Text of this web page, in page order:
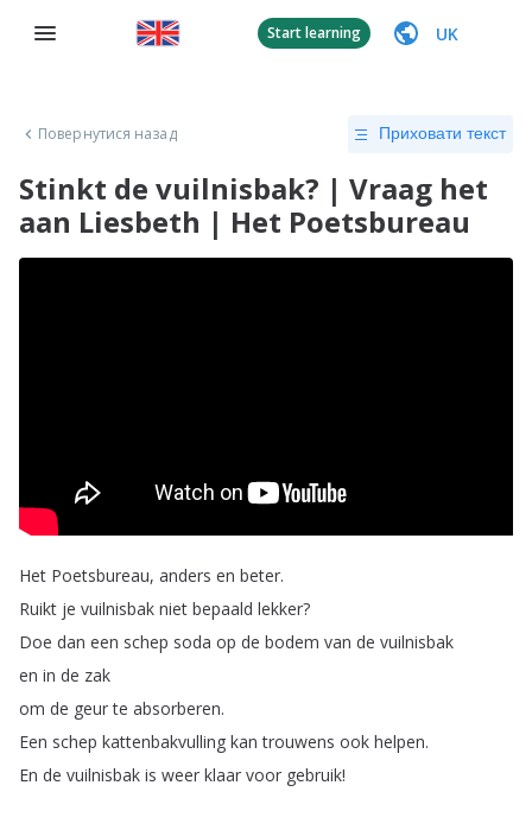
Start learning UK
Повернутися назад Приховати текст
Stinkt de vuilnisbak? | Vraag het
aan Liesbeth | Het Poetsbureau
Het Poetsbureau, anders en beter.
Ruikt je vuilnisbak niet bepaald lekker?
Doe dan een schep soda op de bodem van de vuilnisbak
en in de zak
om de geur te absorberen.
Een schep kattenbakvulling kan trouwens ook helpen.
En de vuilnisbak is weer klaar voor gebruik!